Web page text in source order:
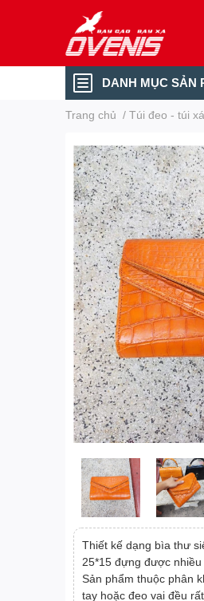
DANH MỤC SẢN
Trang chủ / Túi đeo - túi
Thiết kế dạng bìa thư
25*15 đựng được nhiều
Sản phẩm thuộc phân
tay hoặc đeo vai đều